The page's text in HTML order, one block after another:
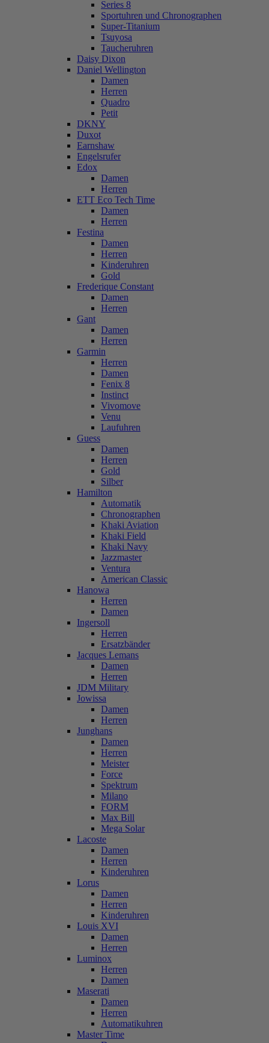
Series 8
Sportuhren und Chronographen
Super-Titanium
Tsuyosa
Taucheruhren
Daisy Dixon
Daniel Wellington
Damen
Herren
Quadro
Petit
DKNY
Duxot
Earnshaw
Engelsrufer
Edox
Damen
Herren
ETT Eco Tech Time
Damen
Herren
Festina
Damen
Herren
Kinderuhren
Gold
Frederique Constant
Damen
Herren
Gant
Damen
Herren
Garmin
Herren
Damen
Fenix 8
Instinct
Vivomove
Venu
Laufuhren
Guess
Damen
Herren
Gold
Silber
Hamilton
Automatik
Chronographen
Khaki Aviation
Khaki Field
Khaki Navy
Jazzmaster
Ventura
American Classic
Hanowa
Herren
Damen
Ingersoll
Herren
Ersatzbänder
Jacques Lemans
Damen
Herren
JDM Military
Jowissa
Damen
Herren
Junghans
Damen
Herren
Meister
Force
Spektrum
Milano
FORM
Max Bill
Mega Solar
Lacoste
Damen
Herren
Kinderuhren
Lorus
Damen
Herren
Kinderuhren
Louis XVI
Damen
Herren
Luminox
Herren
Damen
Maserati
Damen
Herren
Automatikuhren
Master Time